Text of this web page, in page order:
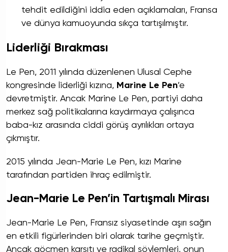
tehdit edildiğini iddia eden açıklamaları, Fransa
ve dünya kamuoyunda sıkça tartışılmıştır.
Liderliği Bırakması
Le Pen, 2011 yılında düzenlenen Ulusal Cephe
kongresinde liderliği kızına, Marine Le Pen’e
devretmiştir. Ancak Marine Le Pen, partiyi daha
merkez sağ politikalarına kaydırmaya çalışınca
baba-kız arasında ciddi görüş ayrılıkları ortaya
çıkmıştır.
2015 yılında Jean-Marie Le Pen, kızı Marine
tarafından partiden ihraç edilmiştir.
Jean-Marie Le Pen’in Tartışmalı Mirası
Jean-Marie Le Pen, Fransız siyasetinde aşırı sağın
en etkili figürlerinden biri olarak tarihe geçmiştir.
Ancak göçmen karşıtı ve radikal söylemleri, onun